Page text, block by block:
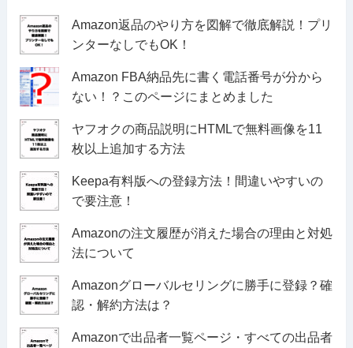
Amazon返品のやり方を図解で徹底解説！プリ
ンターなしでもOK！
Amazon FBA納品先に書く電話番号が分から
ない！？このページにまとめました
ヤフオクの商品説明にHTMLで無料画像を11
枚以上追加する方法
Keepa有料版への登録方法！間違いやすいの
で要注意！
Amazonの注文履歴が消えた場合の理由と対処
法について
Amazonグローバルセリングに勝手に登録？確
認・解約方法は？
Amazonで出品者一覧ページ・すべての出品者